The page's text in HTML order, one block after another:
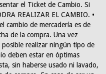
el Ticket de Cambio. Si
REALIZAR EL CAMBIO. •
cambio de mercadería es de
de la compra. Una vez
realizar ningún tipo de
deben estar en óptimas
sin haberse usado ni lavado,